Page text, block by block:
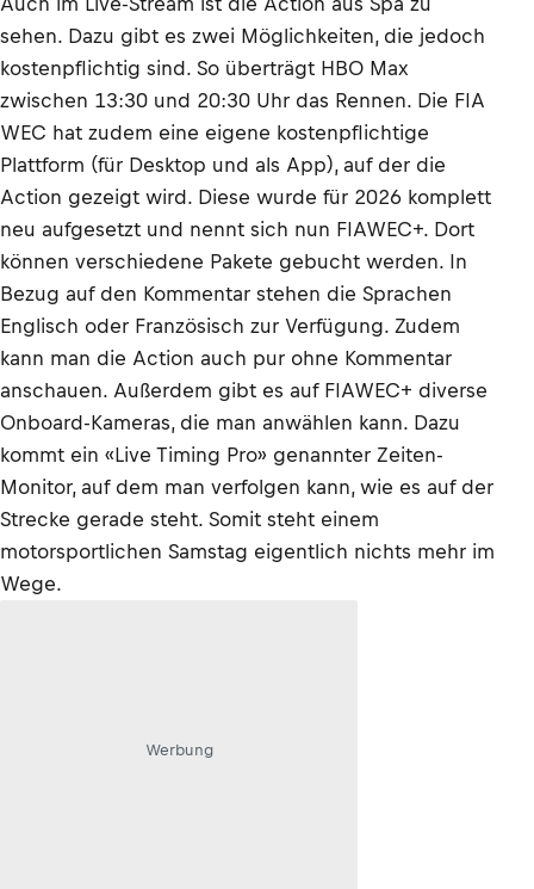
sehen. Dazu gibt es zwei Möglichkeiten, die jedoch
kostenpflichtig sind. So überträgt HBO Max
zwischen 13:30 und 20:30 Uhr das Rennen. Die FIA
WEC hat zudem eine eigene kostenpflichtige
Plattform (für Desktop und als App), auf der die
Action gezeigt wird. Diese wurde für 2026 komplett
neu aufgesetzt und nennt sich nun FIAWEC+. Dort
können verschiedene Pakete gebucht werden. In
Bezug auf den Kommentar stehen die Sprachen
Englisch oder Französisch zur Verfügung. Zudem
kann man die Action auch pur ohne Kommentar
anschauen. Außerdem gibt es auf FIAWEC+ diverse
Onboard-Kameras, die man anwählen kann. Dazu
kommt ein «Live Timing Pro» genannter Zeiten-
Monitor, auf dem man verfolgen kann, wie es auf der
Strecke gerade steht. Somit steht einem
motorsportlichen Samstag eigentlich nichts mehr im
Wege.
Werbung